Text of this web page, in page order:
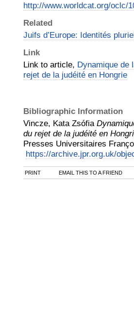
http://www.worldcat.org/oclc/
Related
Juifs d’Europe: Identités
Link
Link to article, Dynamique de
rejet de la judéité en Hongrie
Bibliographic Information
Vincze, Kata Zsófia
du rejet de la judéité en
Presses Universitaires
https://archive.jpr.org.uk/
PRINT EMAIL THIS TO A FRIEND